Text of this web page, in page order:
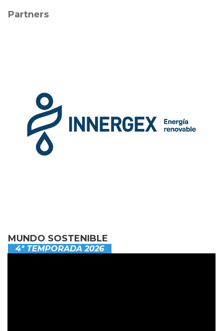
Partners
MUNDO SOSTENIBLE
4ª TEMPORADA 2026